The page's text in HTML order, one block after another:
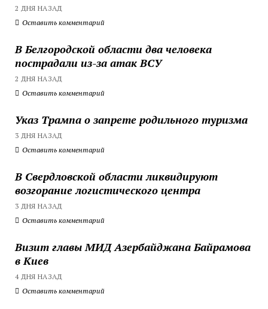
2 ДНЯ НАЗАД
Оставить комментарий
В Белгородской области два человека
пострадали из-за атак ВСУ
2 ДНЯ НАЗАД
Оставить комментарий
Указ Трампа о запрете родильного туризма
3 ДНЯ НАЗАД
Оставить комментарий
В Свердловской области ликвидируют
возгорание логистического центра
3 ДНЯ НАЗАД
Оставить комментарий
Визит главы МИД Азербайджана Байрамова
в Киев
4 ДНЯ НАЗАД
Оставить комментарий